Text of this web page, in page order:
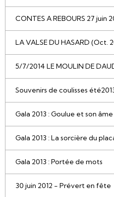
CONTES A REBOURS 27 juin
LA VALSE DU HASARD (Oct.
5/7/2014 LE MOULIN DE
Souvenirs de coulisses
Gala 2013 : Goulue et son âme
Gala 2013 : La sorcière du
Gala 2013 : Portée de mots
30 juin 2012 - Prévert en fête